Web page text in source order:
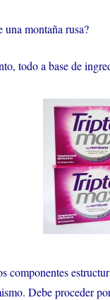
una montaña rusa?
todo a base de
Debe proceder